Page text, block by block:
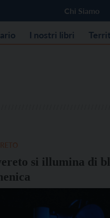
Chi Siamo
I nostri libri
si illumina di